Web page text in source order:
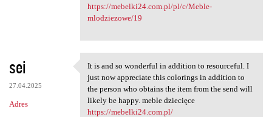
https://mebelki24.com.pl/pl/c/Meble-
mlodziezowe/19
sei
27.04.2025
Adres
It is and so wonderful in
It is and so wonderful in addition to resourceful. I
just now appreciate this colorings in addition to
the person who obtains the item from the send will
likely be happy. meble dziecięce
https://mebelki24.com.pl/